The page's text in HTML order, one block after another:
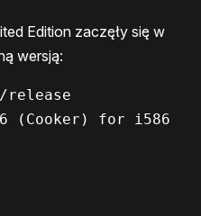
Edition zaczęły się w
wersją:
(Cooker) for i586